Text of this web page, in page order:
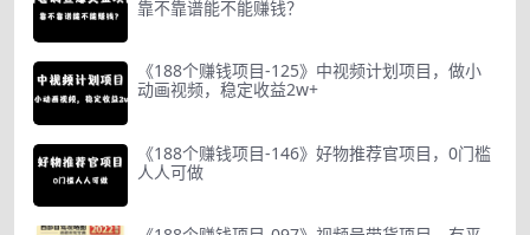
靠不靠谱能不能赚钱？
《188个赚钱项目-125》中视频计划项目，做小
动画视频，稳定收益2w+
《188个赚钱项目-146》好物推荐官项目，0门槛
人人可做